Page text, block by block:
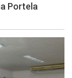
Portela